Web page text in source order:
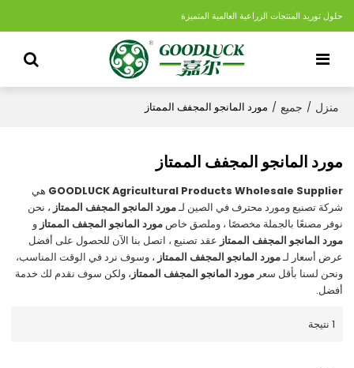
حلول توريد المنتجات الزراعية العالمية المتميزة
منزل / جميع / مورد المانجو المجفف الممتاز
مورد المانجو المجفف الممتاز
GOODLUCK Agricultural Products Wholesale Supplier هي
شركة تصنيع ومورد محترف في الصين لـمورد المانجو المجفف الممتاز ، نحن
نوفر مصنعًا بالجملة مخصصًا ، وملصق خاصمورد المانجو المجفف الممتاز و
مورد المانجو المجفف الممتاز عقد تصنيع ، اتصل بنا الآن للحصول على أفضل
عرض أسعار لـمورد المانجو المجفف الممتاز ، وسوف نرد في الوقت المناسب،
ونحن لسنا بأقل سعرمورد المانجو المجفف الممتاز، ولكن سوف نقدم لك خدمة
أفضل.
1 نتيجة